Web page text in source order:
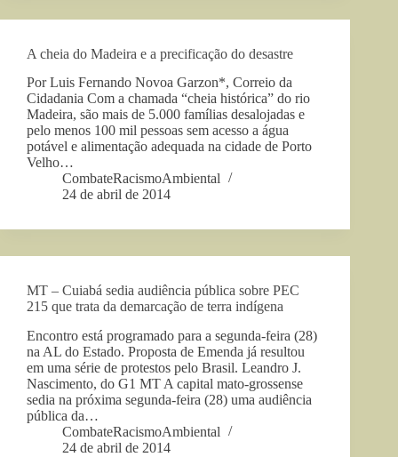
A cheia do Madeira e a precificação do desastre
Por Luis Fernando Novoa Garzon*, Correio da
Cidadania Com a chamada “cheia histórica” do rio
Madeira, são mais de 5.000 famílias desalojadas e
pelo menos 100 mil pessoas sem acesso a água
potável e alimentação adequada na cidade de Porto
Velho…
CombateRacismoAmbiental
24 de abril de 2014
MT – Cuiabá sedia audiência pública sobre PEC
215 que trata da demarcação de terra indígena
Encontro está programado para a segunda-feira (28)
na AL do Estado. Proposta de Emenda já resultou
em uma série de protestos pelo Brasil. Leandro J.
Nascimento, do G1 MT A capital mato-grossense
sedia na próxima segunda-feira (28) uma audiência
pública da…
CombateRacismoAmbiental
24 de abril de 2014